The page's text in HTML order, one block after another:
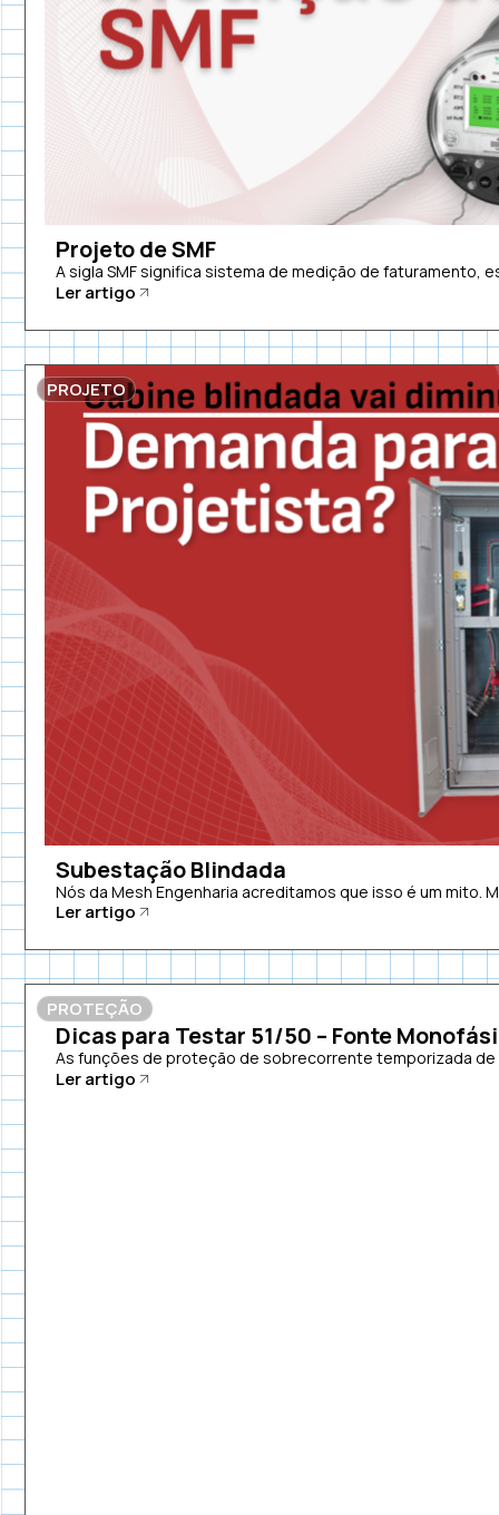
Projeto de SMF
A sigla SMF significa sistema de medição de faturamento,
Ler artigo
PROJETO
Subestação Blindada
Nós da Mesh Engenharia acreditamos que isso é um mito.
Ler artigo
PROTEÇÃO
Dicas para Testar 51/50 – Fonte
As funções de proteção de sobrecorrente temporizada de
Ler artigo